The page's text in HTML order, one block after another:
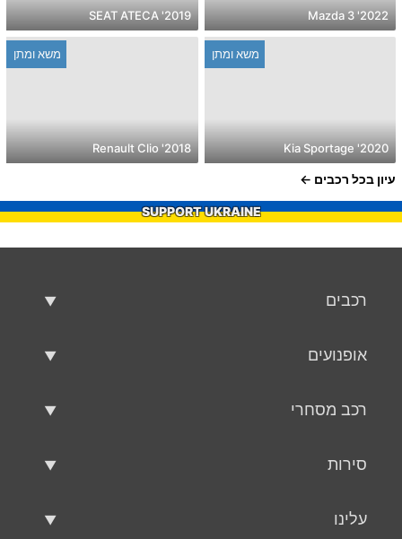
2022' Mazda 3
2019' SEAT ATECA
משא ומתן
2020' Kia Sportage
משא ומתן
2018' Renault Clio
עיון בכל רכבים
SUPPORT UKRAINE
רכבים
אופנועים
רכב מסחרי
סירות
עלינו